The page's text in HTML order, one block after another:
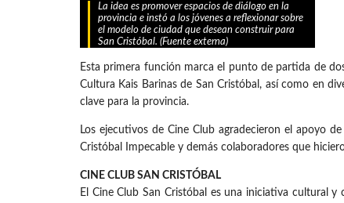
La idea es promover espacios de diálogo en la
provincia e instó a los jóvenes a reflexionar sobre
el modelo de ciudad que desean construir para
San Cristóbal. (Fuente externa)
Esta primera función marca el punto de partida de
Cultura Kais Barinas de San Cristóbal, así como en
clave para la provincia.
Los ejecutivos de Cine Club agradecieron el apoyo
Cristóbal Impecable y demás colaboradores que
CINE CLUB SAN CRISTÓBAL
El Cine Club San Cristóbal es una iniciativa cultural